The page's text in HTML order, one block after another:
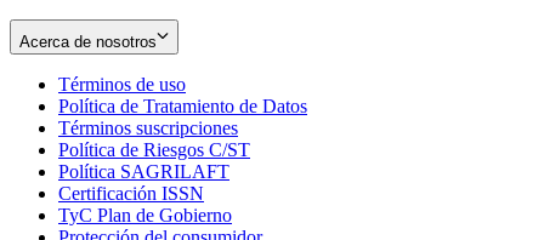
Acerca de nosotros
Términos de uso
in
new
window
Política de Tratamiento de Datos
Términos suscripciones
in
Política de Riesgos C/ST
Política SAGRILAFT
new
Certificación ISSN
in
TyC Plan de Gobierno